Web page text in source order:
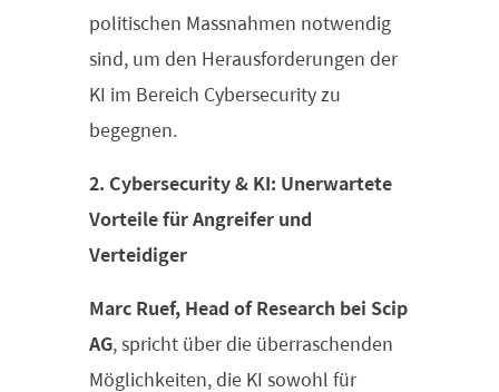
politischen Massnahmen notwendig
sind, um den Herausforderungen der
KI im Bereich Cybersecurity zu
begegnen.
2. Cybersecurity & KI: Unerwartete
Vorteile für Angreifer und
Verteidiger
Marc Ruef, Head of Research bei Scip
AG , spricht über die überraschenden
Möglichkeiten, die KI sowohl für